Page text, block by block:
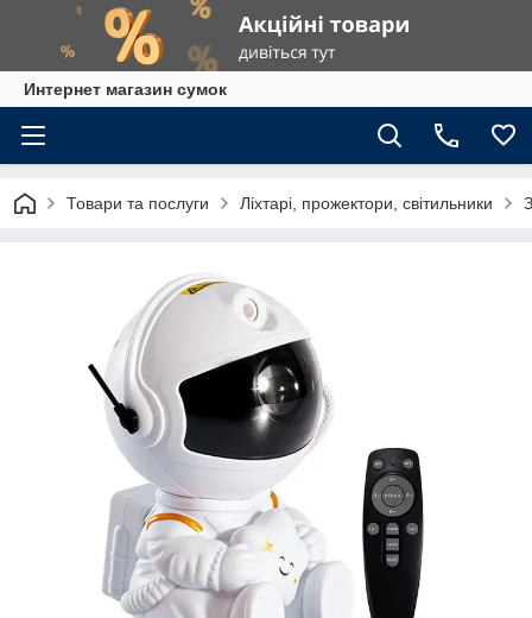
Интернет магазин сумок
Товари та послуги Ліхтарі, прожектори, світильники